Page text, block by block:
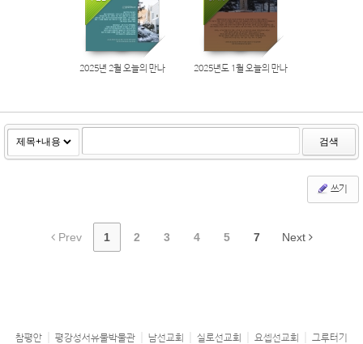
2025년 2월 오늘의 만나 2025년도 1월 오늘의 만나
검색
쓰기
Prev 1 2 3 4 5 7 Next
참평안 평강성서유물박물관 남선교회 실로선교회 요셉선교회 그루터기